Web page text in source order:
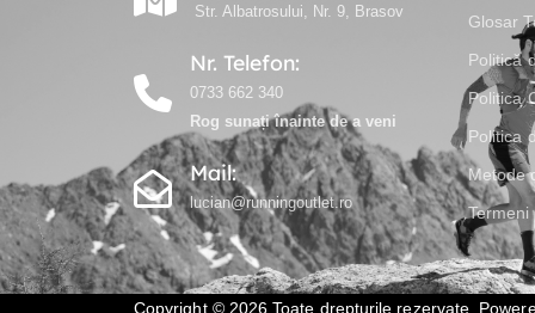
Str. Albatrosului, Nr. 9, Brasov
Nr. Telefon:
0733 662 340
Rog sunați înainte de a veni
Mail:
lucian@runningoutlet.ro
Glosar
Politică
Politica
Politica
Metode
Termeni
Copyright © 2026 Toate drepturile rezervate.